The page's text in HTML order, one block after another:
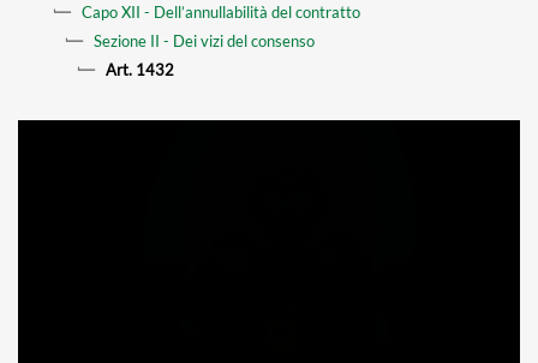
Capo XII - Dell’annullabilità del contratto
Sezione II - Dei vizi del consenso
Art. 1432